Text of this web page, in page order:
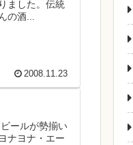
ました。伝統
の酒...
2008.11.23
ールが勢揃い
ナヨナ・エー